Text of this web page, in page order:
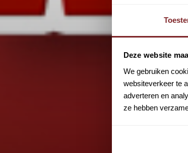
Deze website
We gebruiken
websiteverkeer te
adverteren en
ze hebben